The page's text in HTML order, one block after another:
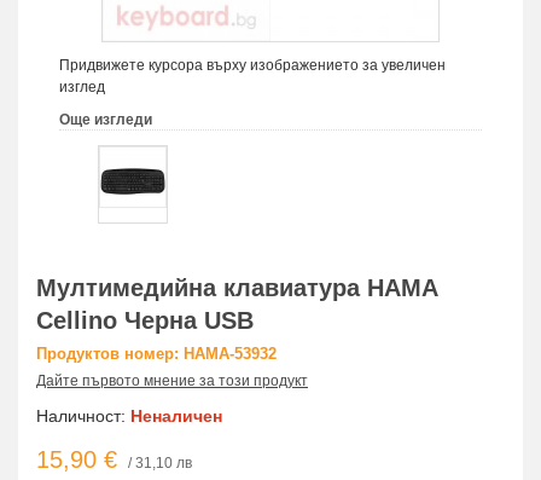
Придвижете курсора върху изображението за увеличен
изглед
Още изгледи
Мултимедийна клавиатура HAMA
Cellino Черна USB
Продуктов номер: HAMA-53932
Дайте първото мнение за този продукт
Наличност: Неналичен
15,90 € / 31,10 лв